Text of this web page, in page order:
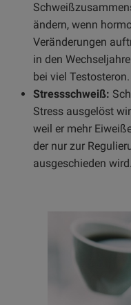
ändern, wenn
Veränderungen
in den
bei viel Testosteron.
Stressschweiß:
Stress ausgelöst
weil er mehr
der nur zur
ausgeschieden wird.